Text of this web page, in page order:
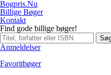
Bogpris.Nu
Billige Bøger
Kontakt
Find gode billige bøger!
Anmeldelser
Favoritbøger